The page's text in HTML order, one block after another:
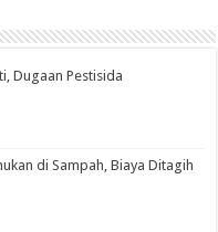
Dugaan Pestisida
di Sampah, Biaya Ditagih